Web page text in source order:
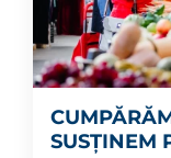
SUSȚINEM